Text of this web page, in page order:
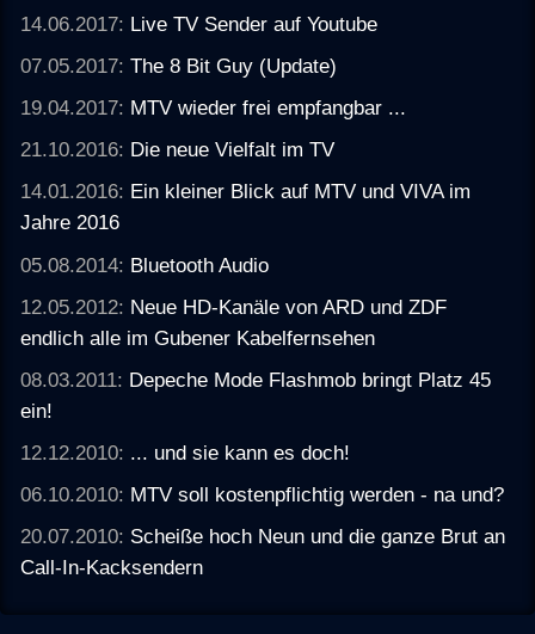
14.06.2017: Live TV Sender auf Youtube
07.05.2017:The 8 Bit Guy (Update)
19.04.2017: MTV wieder frei empfangbar ...
21.10.2016: Die neue Vielfalt im TV
14.01.2016: Ein kleiner Blick auf MTV und VIVA im
Jahre 2016
05.08.2014: Bluetooth Audio
12.05.2012: Neue HD-Kanäle von ARD und ZDF
endlich alle im Gubener Kabelfernsehen
08.03.2011: Depeche Mode Flashmob bringt Platz 45
ein!
12.12.2010: ... und sie kann es doch!
06.10.2010: MTV soll kostenpflichtig werden - na und?
20.07.2010: Scheiße hoch Neun und die ganze Brut an
Call-In-Kacksendern